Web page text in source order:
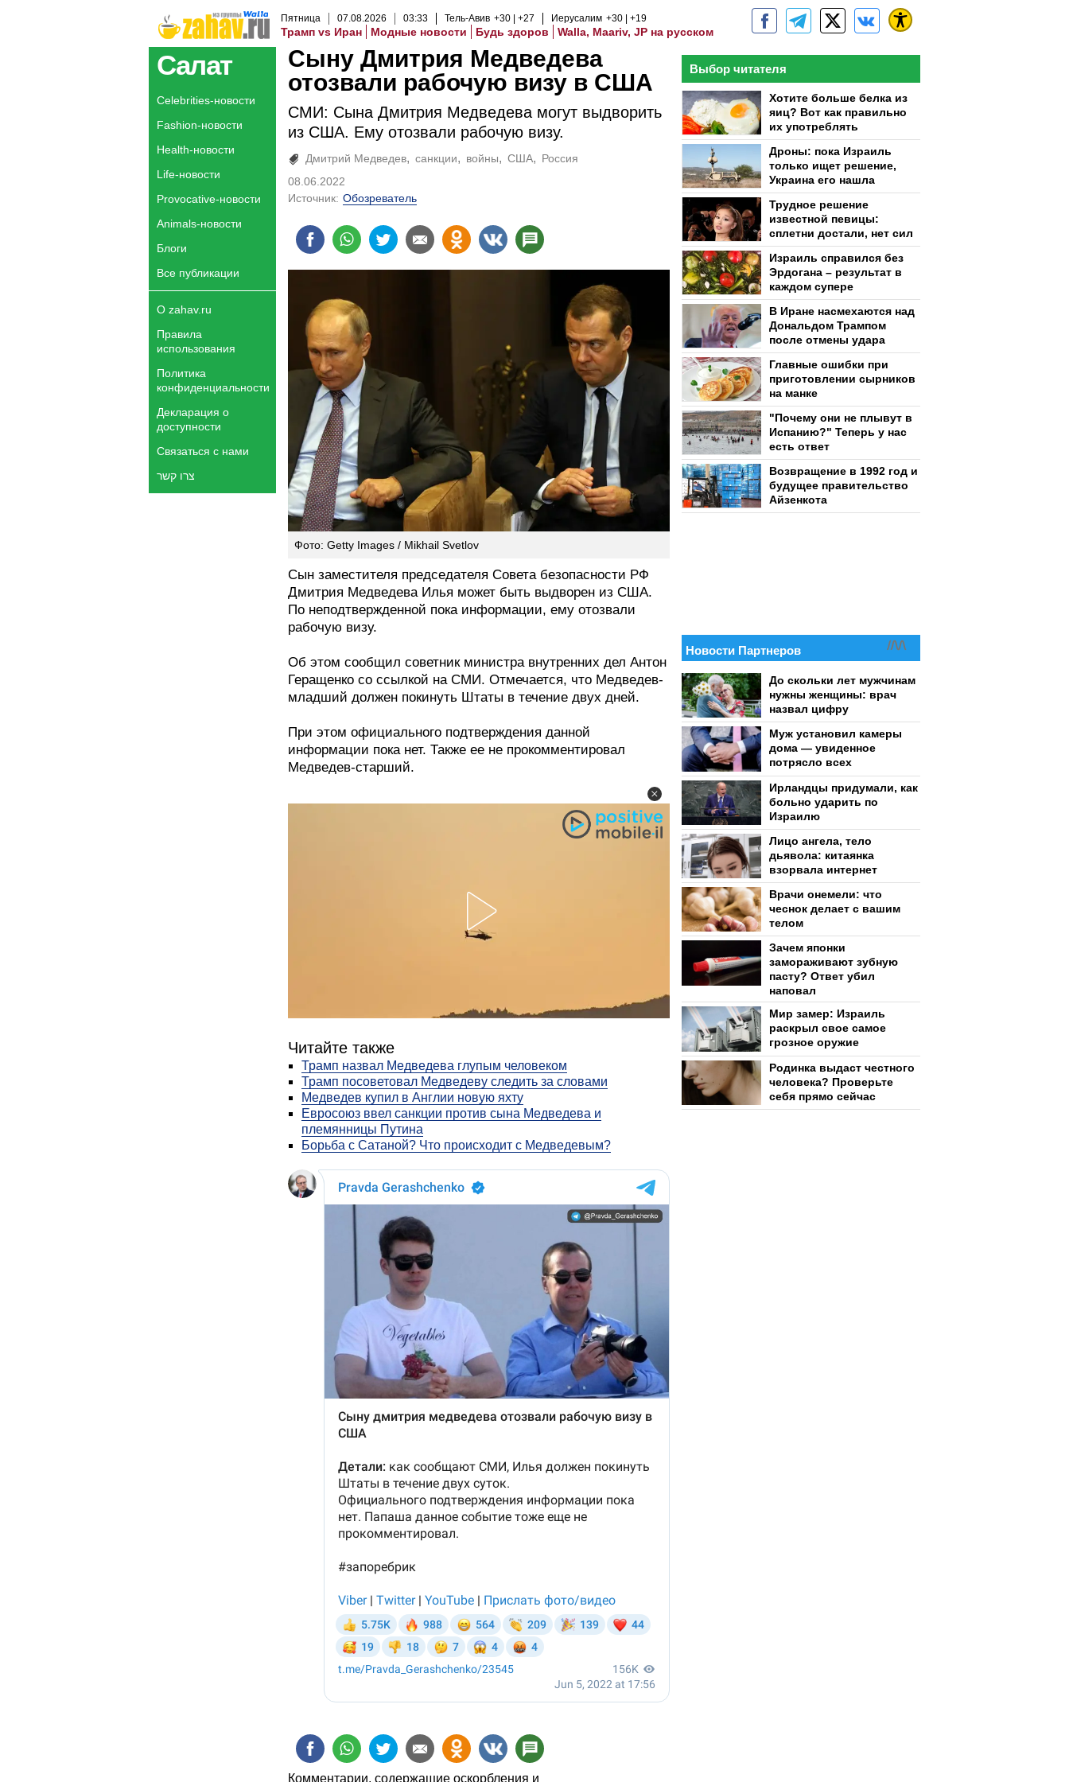
Пятница 07.08.2026 03:33 Тель-Авив +30 +27 Иерусалим +30 +19
Трамп vs Иран Модные новости Будь здоров Walla, Maariv, JP на русском
Салат
Celebrities-новости
Fashion-новости
Health-новости
Life-новости
Provocative-новости
Animals-новости
Блоги
Все публикации
О zahav.ru
Правила
использования
Политика
конфиденциальности
Декларация о
доступности
Связаться с нами
צרו קשר
Сыну Дмитрия Медведева
отозвали рабочую визу в США
СМИ: Сына Дмитрия Медведева могут выдворить
из США. Ему отозвали рабочую визу.
Дмитрий Медведев санкции войны США
Россия
08.06.2022
Источник: Обозреватель
Фото: Getty Images / Mikhail Svetlov
Сын заместителя председателя Совета безопасности РФ
Дмитрия Медведева Илья может быть выдворен из США.
По неподтвержденной пока информации, ему отозвали
рабочую визу.
Об этом сообщил советник министра внутренних дел Антон
Геращенко со ссылкой на СМИ. Отмечается, что Медведев-
младший должен покинуть Штаты в течение двух дней.
При этом официального подтверждения данной
информации пока нет. Также ее не прокомментировал
Медведев-старший.
Читайте также
Трамп назвал Медведева глупым человеком
Трамп посоветовал Медведеву следить за словами
Медведев купил в Англии новую яхту
Евросоюз ввел санкции против сына Медведева и
племянницы Путина
Борьба с Сатаной? Что происходит с Медведевым?
Комментарии, содержащие оскорбления и
Выбор читателя
Хотите больше белка из
яиц? Вот как правильно
их употреблять
Дроны: пока Израиль
только ищет решение,
Украина его нашла
Трудное решение
известной певицы:
сплетни достали, нет сил
Израиль справился без
Эрдогана – результат в
каждом супере
В Иране насмехаются над
Дональдом Трампом
после отмены удара
Главные ошибки при
приготовлении сырников
на манке
"Почему они не плывут в
Испанию?" Теперь у нас
есть ответ
Возвращение в 1992 год и
будущее правительство
Айзенкота